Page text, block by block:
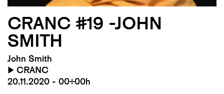
CRANC #19 -JOHN
SMITH
John Smith
▶ CRANC
20.11.2020 - 00:00h